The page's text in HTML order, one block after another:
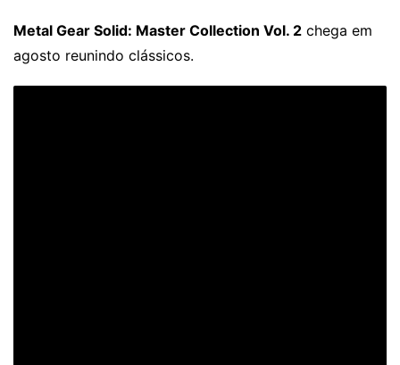
Metal Gear Solid: Master Collection Vol. 2 chega em
agosto reunindo clássicos.